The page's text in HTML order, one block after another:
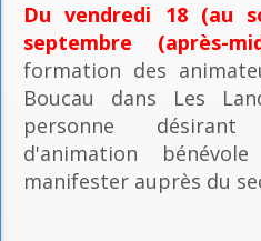
Du vendredi 18 (au
septembre (après-
formation des
Boucau dans Les
personne
d'animation
manifester auprès du